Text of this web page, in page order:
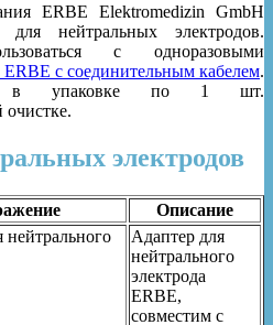
ERBE Elektromedizin GmbH
нейтральных электродов.
с одноразовыми
с соединительным кабелем.
в упаковке по 1 шт.
очистке.
электродов
Описание
Адаптер для
нейтрального
электрода
ERBE,
совместим с